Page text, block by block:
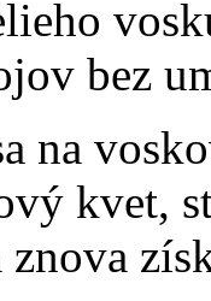
bez
na
kvet,
znova